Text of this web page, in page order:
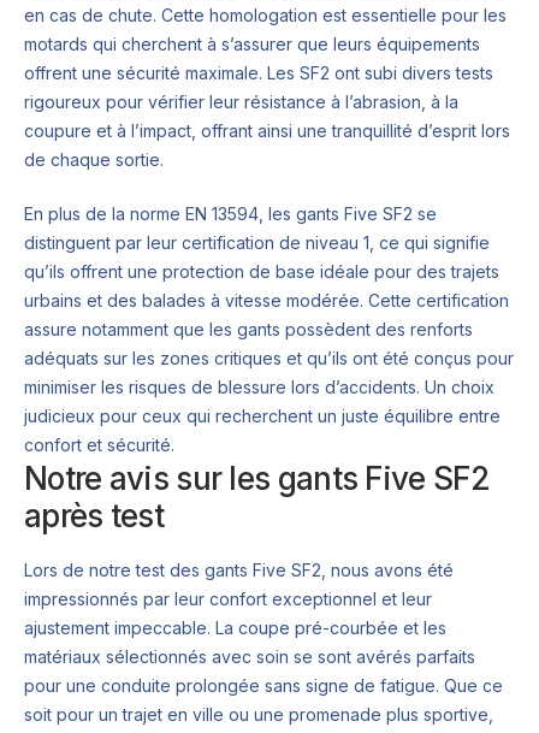
en cas de chute. Cette homologation est essentielle pour les
motards qui cherchent à s’assurer que leurs équipements
offrent une sécurité maximale. Les SF2 ont subi divers tests
rigoureux pour vérifier leur résistance à l’abrasion, à la
coupure et à l’impact, offrant ainsi une tranquillité d’esprit lors
de chaque sortie.
En plus de la norme EN 13594, les gants Five SF2 se
distinguent par leur certification de niveau 1, ce qui signifie
qu’ils offrent une protection de base idéale pour des trajets
urbains et des balades à vitesse modérée. Cette certification
assure notamment que les gants possèdent des renforts
adéquats sur les zones critiques et qu’ils ont été conçus pour
minimiser les risques de blessure lors d’accidents. Un choix
judicieux pour ceux qui recherchent un juste équilibre entre
confort et sécurité.
Notre avis sur les gants Five SF2
après test
Lors de notre test des gants Five SF2, nous avons été
impressionnés par leur confort exceptionnel et leur
ajustement impeccable. La coupe pré-courbée et les
matériaux sélectionnés avec soin se sont avérés parfaits
pour une conduite prolongée sans signe de fatigue. Que ce
soit pour un trajet en ville ou une promenade plus sportive,